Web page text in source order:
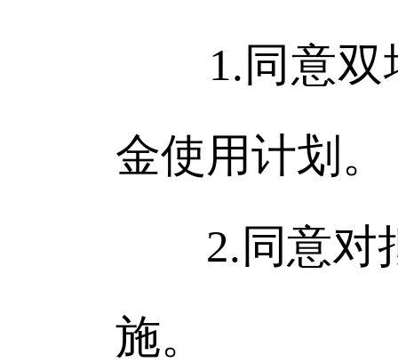
1.同意双塔
金使用计划。
2.同意对拟
施。